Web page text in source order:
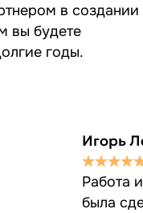
в создании
вы будете
годы.
Игорь
Работа
была